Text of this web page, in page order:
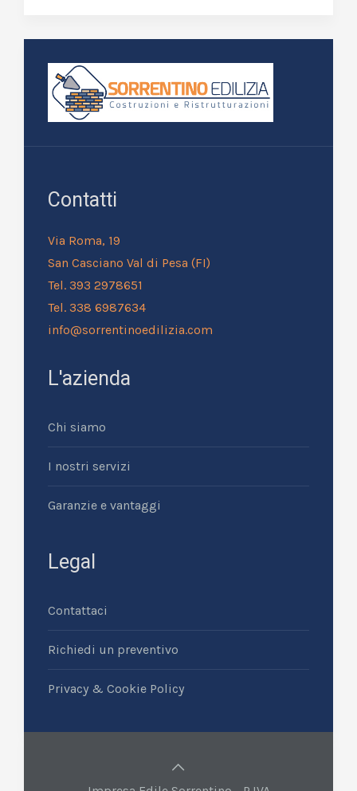
Contatti
Via Roma, 19
San Casciano Val di Pesa (FI)
Tel. 393 2978651
Tel. 338 6987634
info@sorrentinoedilizia.com
L'azienda
Chi siamo
I nostri servizi
Garanzie e vantaggi
Legal
Contattaci
Richiedi un preventivo
Privacy & Cookie Policy